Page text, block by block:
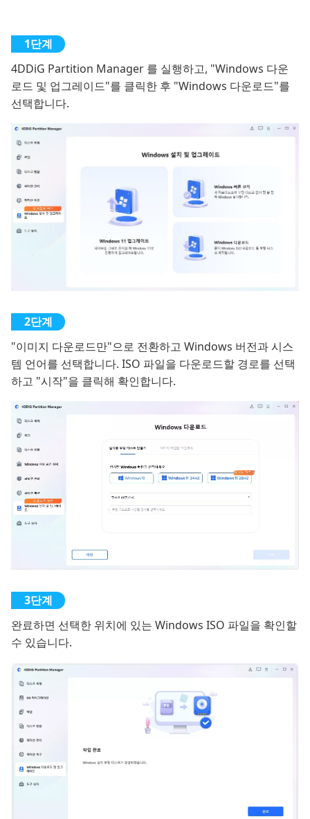
4DDiG Partition Manager 를 실행하고, "Windows 다운
로드 및 업그레이드"를 클릭한 후 "Windows 다운로드"를
선택합니다.
"이미지 다운로드만"으로 전환하고 Windows 버전과 시스
템 언어를 선택합니다. ISO 파일을 다운로드할 경로를 선택
하고 "시작"을 클릭해 확인합니다.
완료하면 선택한 위치에 있는 Windows ISO 파일을 확인할
수 있습니다.